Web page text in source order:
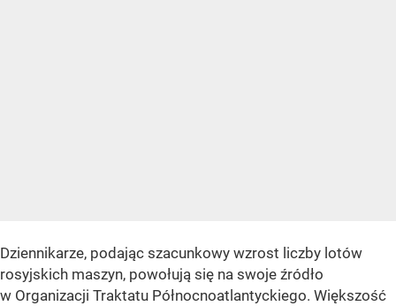
Dziennikarze, podając szacunkowy wzrost liczby lotów
rosyjskich maszyn, powołują się na swoje źródło
w Organizacji Traktatu Północnoatlantyckiego. Większość